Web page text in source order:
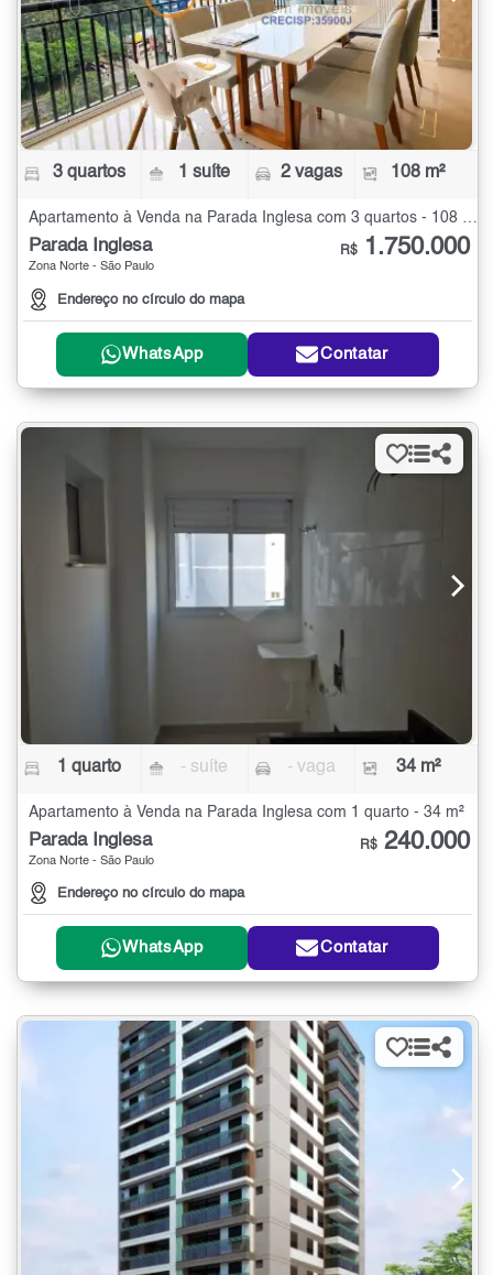
3 quartos 1 suíte 2 vagas 108 m²
Apartamento à Venda na Parada Inglesa com 3 quartos - 108 m²
Parada Inglesa
Zona Norte - São Paulo
Endereço no círculo do mapa
R$ 1.750.000
WhatsApp Contatar
1 quarto - suíte - vaga 34 m²
Apartamento à Venda na Parada Inglesa com 1 quarto - 34 m²
Parada Inglesa
Zona Norte - São Paulo
Endereço no círculo do mapa
R$ 240.000
WhatsApp Contatar